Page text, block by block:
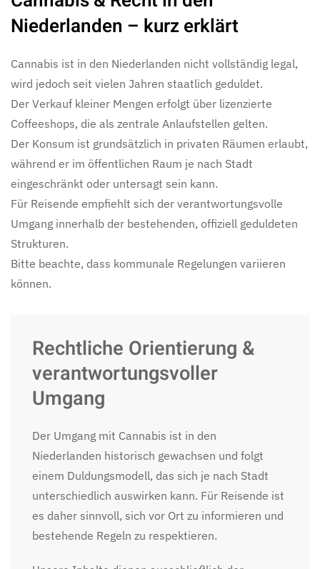
Niederlanden – kurz erklärt
Cannabis ist in den Niederlanden nicht vollständig legal,
wird jedoch seit vielen Jahren staatlich geduldet.
Der Verkauf kleiner Mengen erfolgt über lizenzierte
Coffeeshops, die als zentrale Anlaufstellen gelten.
Der Konsum ist grundsätzlich in privaten Räumen erlaubt,
während er im öffentlichen Raum je nach Stadt
eingeschränkt oder untersagt sein kann.
Für Reisende empfiehlt sich der verantwortungsvolle
Umgang innerhalb der bestehenden, offiziell geduldeten
Strukturen.
Bitte beachte, dass kommunale Regelungen variieren
können.
Rechtliche Orientierung &
verantwortungsvoller
Umgang
Der Umgang mit Cannabis ist in den
Niederlanden historisch gewachsen und folgt
einem Duldungsmodell, das sich je nach Stadt
unterschiedlich auswirken kann. Für Reisende ist
es daher sinnvoll, sich vor Ort zu informieren und
bestehende Regeln zu respektieren.